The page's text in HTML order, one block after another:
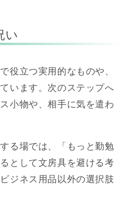
い
役立つ実用的なものや、
います。次のステップへ
小物や、相手に気を遣わ
る場では、「もっと勤勉
として文房具を避ける考
ジネス用品以外の選択肢